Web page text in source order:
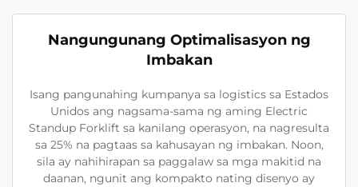
Nangungunang Optimalisasyon ng
Imbakan
Isang pangunahing kumpanya sa logistics sa Estados
Unidos ang nagsama-sama ng aming Electric
Standup Forklift sa kanilang operasyon, na nagresulta
sa 25% na pagtaas sa kahusayan ng imbakan. Noon,
sila ay nahihirapan sa paggalaw sa mga makitid na
daanan, ngunit ang kompakto nating disenyo ay